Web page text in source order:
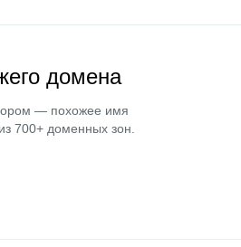
домена
— похожее имя
700+ доменных зон.